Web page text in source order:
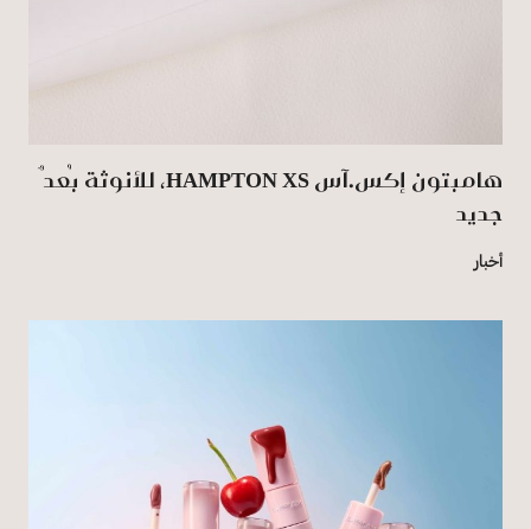
هامبتون إكس.آس HAMPTON XS، للأنوثة بُعدٌ
جديد
أخبار